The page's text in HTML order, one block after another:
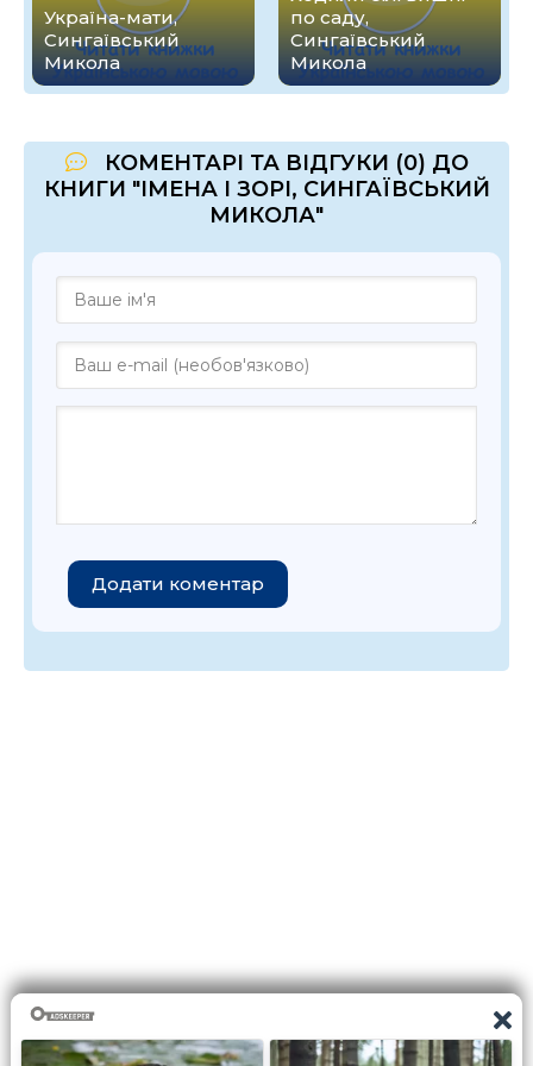
Україна-мати,
Сингаївський
Микола
по саду,
Сингаївський
Микола
КОМЕНТАРІ ТА ВІДГУКИ (0) ДО
КНИГИ "ІМЕНА І ЗОРІ, СИНГАЇВСЬКИЙ
МИКОЛА"
Додати коментар